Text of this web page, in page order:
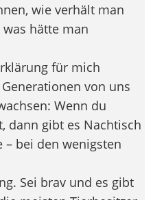
wie verhält man
hätte man
für mich
von uns
Wenn du
dann gibt es Nachtisch
– bei den wenigsten
Sei brav und es gibt